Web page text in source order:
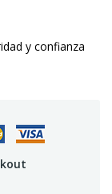
y confianza